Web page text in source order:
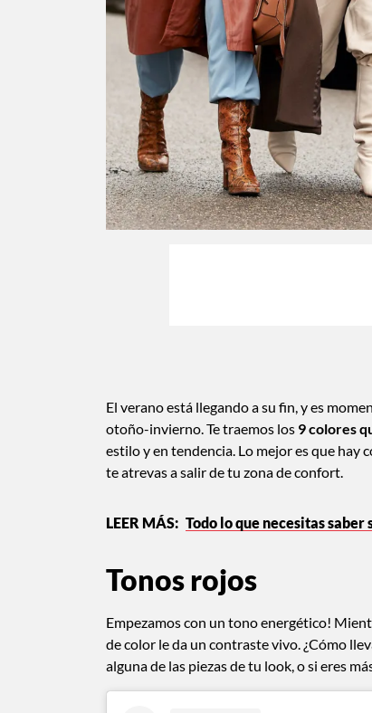
El verano está llegando a su fin, y es
otoño-invierno. Te traemos los 9 colores
estilo y en tendencia. Lo mejor es que
te atrevas a salir de tu zona de confort.
Todo lo que necesitas
Tonos rojos
Empezamos con un tono energético!
de color le da un contraste vivo. ¿Cómo
alguna de las piezas de tu look, o si eres